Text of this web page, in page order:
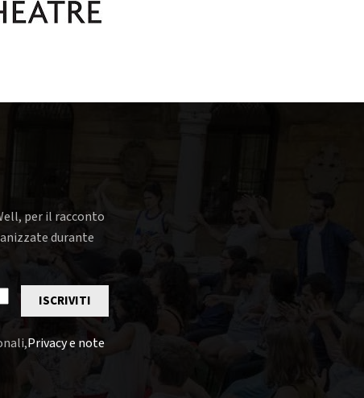
per il racconto
durante
ISCRIVITI
Privacy e note